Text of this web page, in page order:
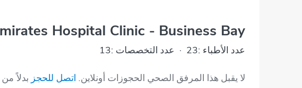
Hospital Clinic - Business Bay
عدد الأطباء :23 · عدد التخصصات :13
لا يقبل هذا المرفق الصحي الحجوزات أونلاين. اتصل للحجز بدلاً